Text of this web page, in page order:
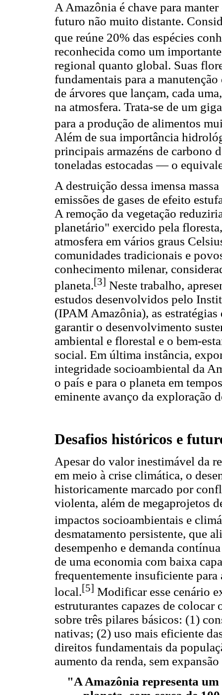
A Amazônia é chave para
futuro não muito distante.
que reúne 20% das espécies
reconhecida como um
regional quanto global. Suas
fundamentais para a
de árvores que lançam, cada
na atmosfera. Trata-se de um
para a produção de alimentos
Além de sua importância
principais armazéns de carbono
toneladas estocadas — o
A destruição dessa imensa
emissões de gases de efeito
A remoção da vegetação
planetário" exercido pela
atmosfera em vários graus
comunidades tradicionais e
conhecimento milenar,
planeta.[3] Neste trabalho,
estudos desenvolvidos pelo
(IPAM Amazônia), as
garantir o desenvolvimento
ambiental e florestal e o bem-
social. Em última instância,
integridade socioambiental da
o país e para o planeta em
eminente avanço da exploração
Desafios históricos e
Apesar do valor inestimável da
em meio à crise climática, o
historicamente marcado por
violenta, além de megaprojetos
impactos socioambientais e
desmatamento persistente, que
desempenho e demanda
de uma economia com baixa
frequentemente insuficiente para
local.[5] Modificar esse cenário
estruturantes capazes de
sobre três pilares básicos: (1)
nativas; (2) uso mais eficiente
direitos fundamentais da
aumento da renda, sem
"A Amazônia representa